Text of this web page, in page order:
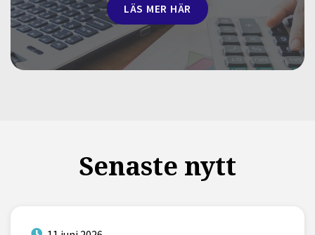
LÄS MER HÄR
Senaste nytt